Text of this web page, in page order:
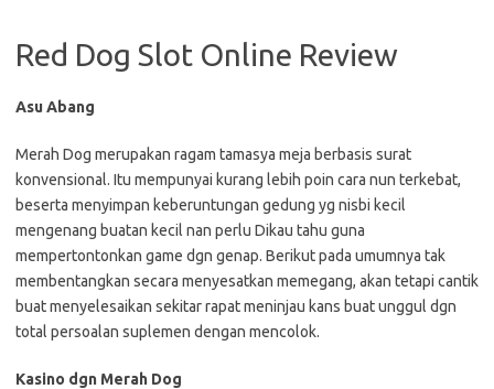
Red Dog Slot Online Review
Asu Abang
Merah Dog merupakan ragam tamasya meja berbasis surat
konvensional. Itu mempunyai kurang lebih poin cara nun terkebat,
beserta menyimpan keberuntungan gedung yg nisbi kecil
mengenang buatan kecil nan perlu Dikau tahu guna
mempertontonkan game dgn genap. Berikut pada umumnya tak
membentangkan secara menyesatkan memegang, akan tetapi cantik
buat menyelesaikan sekitar rapat meninjau kans buat unggul dgn
total persoalan suplemen dengan mencolok.
Kasino dgn Merah Dog